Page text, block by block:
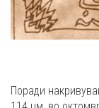
Поради